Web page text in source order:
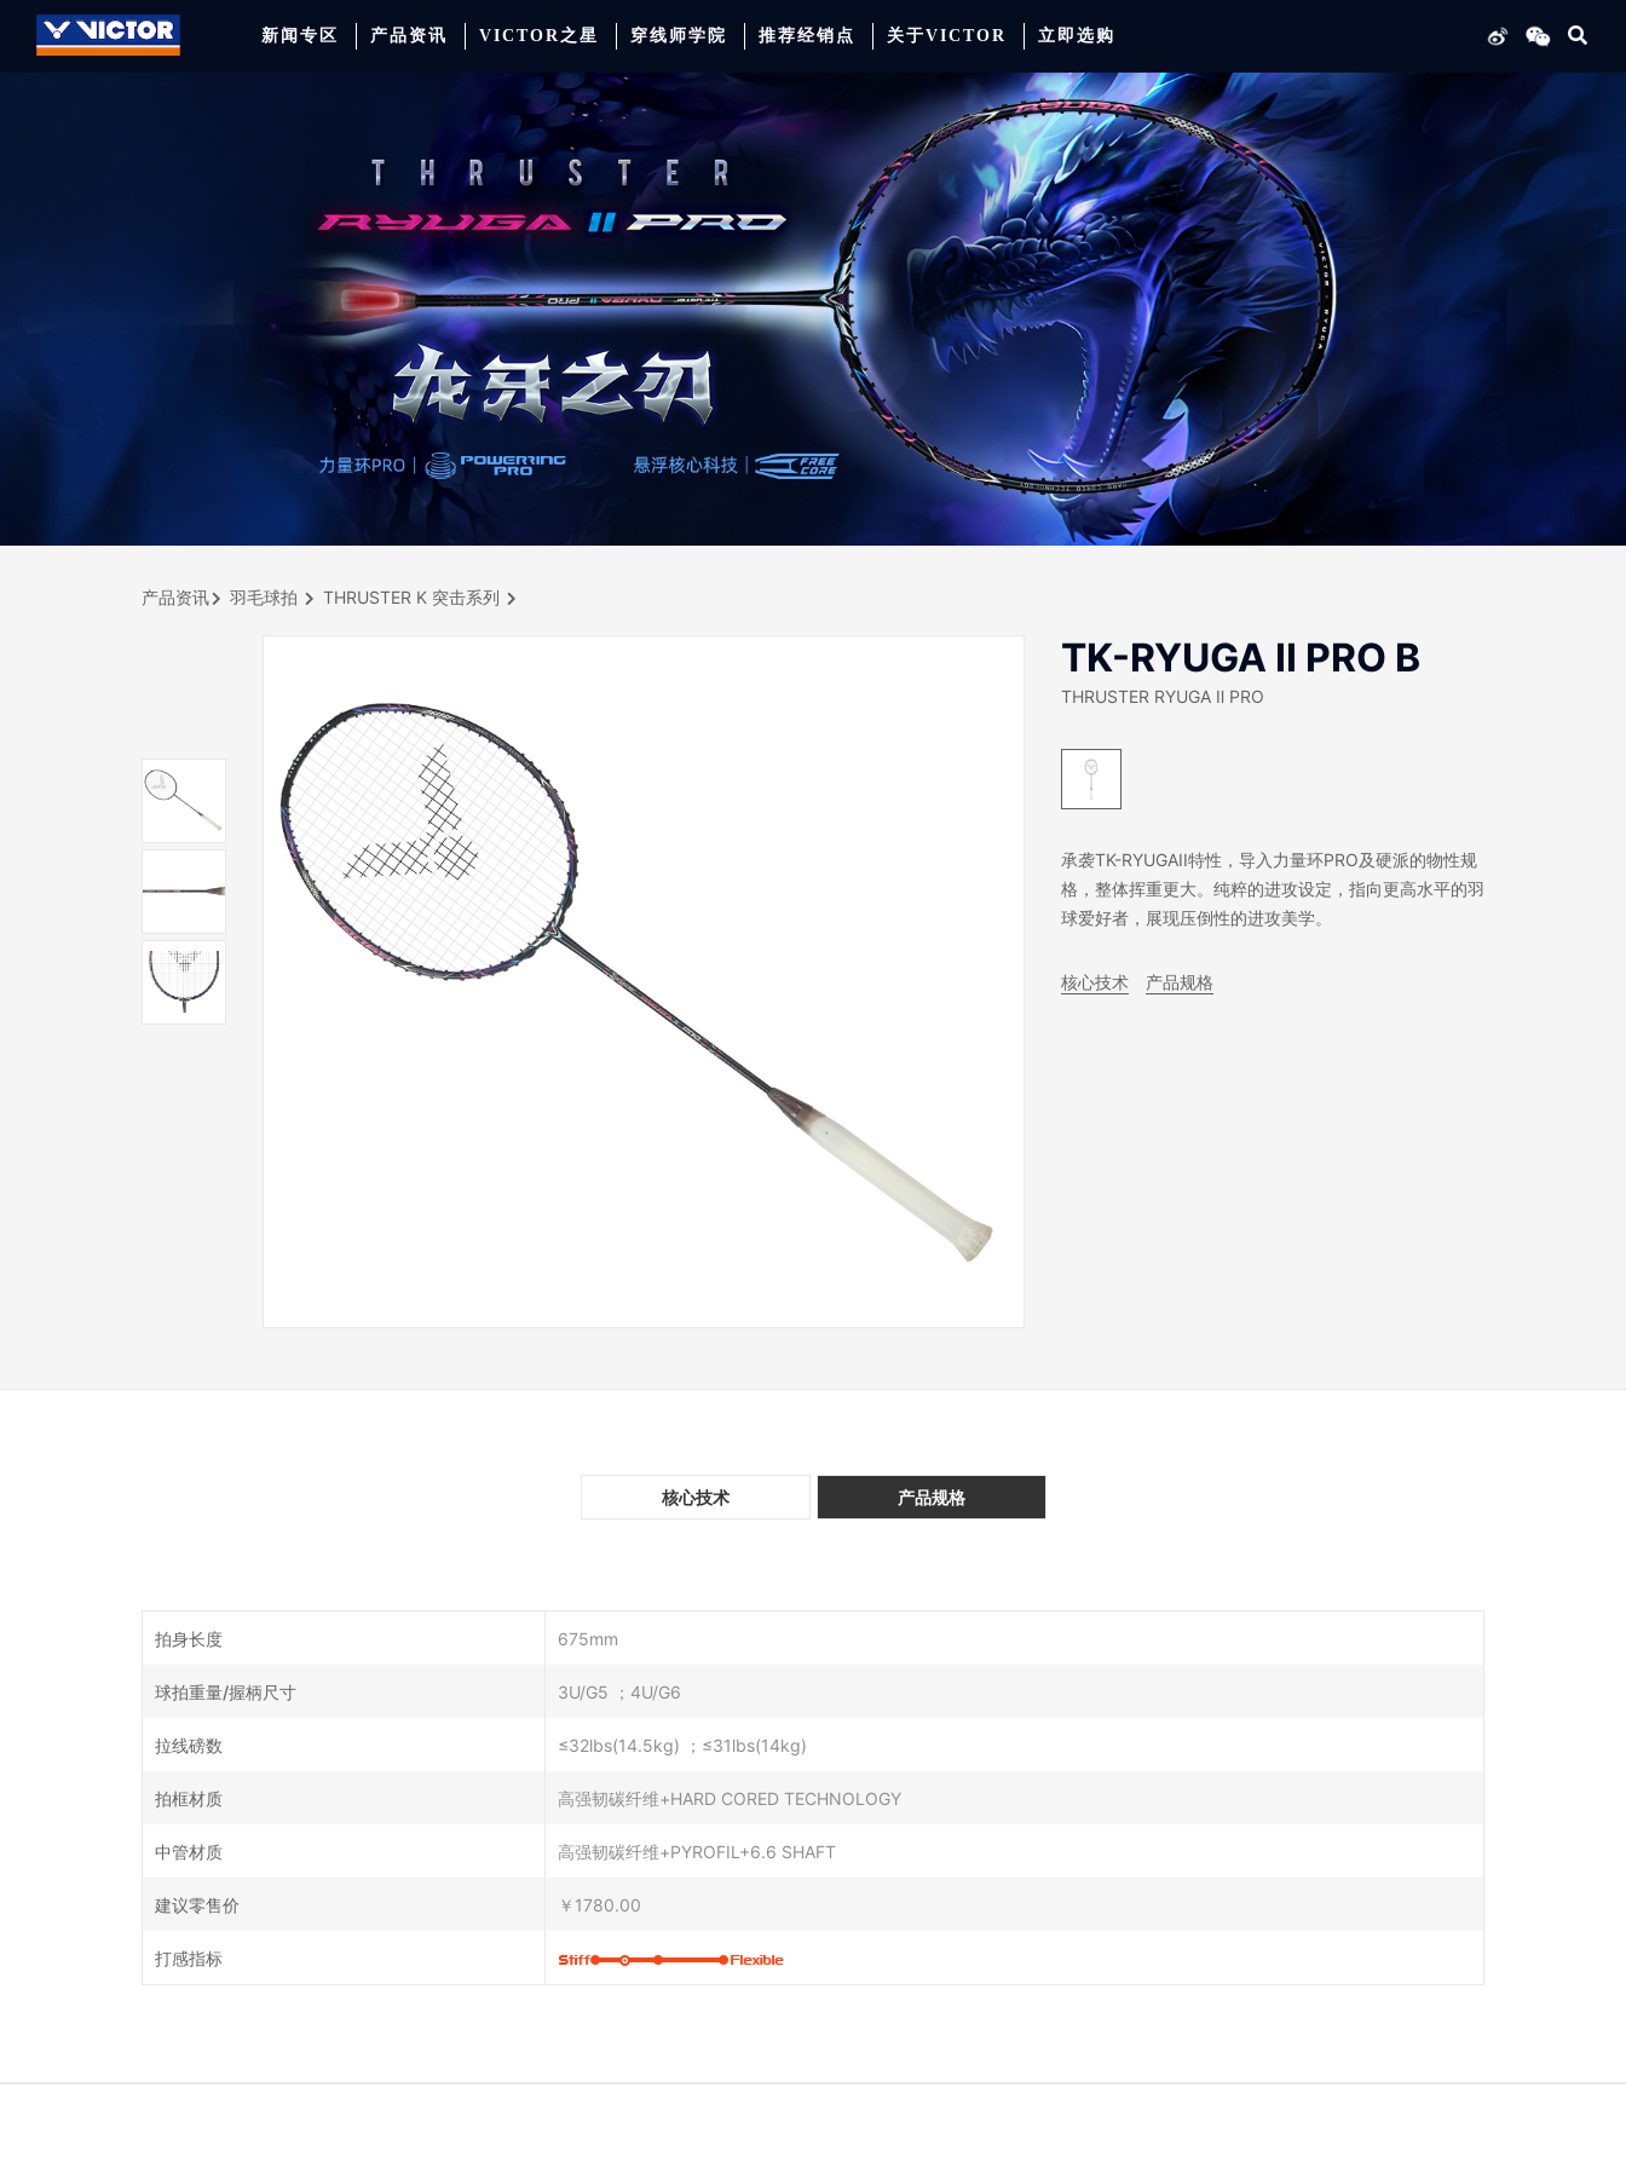
新闻专区 产品资讯 VICTOR之星 穿线师学院 推荐经销点 关于VICTOR 立即选购
赛事聚焦
运动包 运动服饰 运动防护 胜利少年系列 系列产品
品牌代言人
产品资讯 羽毛球拍 THRUSTER K 突击系列
TK-RYUGA Ⅱ PRO B
THRUSTER RYUGA Ⅱ PRO
承袭TK-RYUGAII特性，导入力量环PRO及硬派的物性规
格，整体挥重更大。纯粹的进攻设定，指向更高水平的羽
球爱好者，展现压倒性的进攻美学。
核心技术 产品规格
核心技术 产品规格
拍身长度 675mm
球拍重量/握柄尺寸 3U/G5 ；4U/G6
拉线磅数 ≤32lbs(14.5kg) ；≤31lbs(14kg)
拍框材质 高强韧碳纤维+HARD CORED TECHNOLOGY
中管材质 高强韧碳纤维+PYROFIL+6.6 SHAFT
建议零售价 ￥1780.00
打感指标